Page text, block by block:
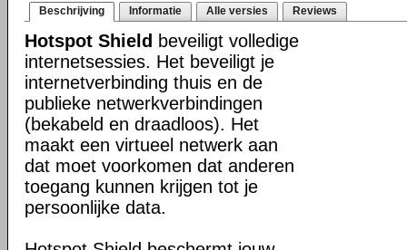
Beschrijving Informatie Alle versies Reviews
Hotspot Shield beveiligt volledige
internetsessies. Het beveiligt je
internetverbinding thuis en de
publieke netwerkverbindingen
(bekabeld en draadloos). Het
maakt een virtueel netwerk aan
dat moet voorkomen dat anderen
toegang kunnen krijgen tot je
persoonlijke data.